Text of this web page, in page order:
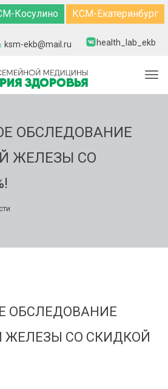
Косулино КСМ-Екатеринбург
ksm-ekb@mail.ru health_lab_ekb
ОБСЛЕДОВАНИЕ
ЖЕЛЕЗЫ СО
ОБСЛЕДОВАНИЕ
СО СКИДКОЙ